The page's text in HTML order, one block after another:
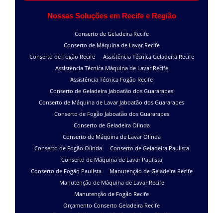
Nossas Soluções em Recife e Região
Conserto de Geladeira Recife
Conserto de Máquina de Lavar Recife
Conserto de Fogão Recife
Assistência Técnica Geladeira Recife
Assistência Técnica Máquina de Lavar Recife
Assistência Técnica Fogão Recife
Conserto de Geladeira Jaboatão dos Guararapes
Conserto de Máquina de Lavar Jaboatão dos Guararapes
Conserto de Fogão Jaboatão dos Guararapes
Conserto de Geladeira Olinda
Conserto de Máquina de Lavar Olinda
Conserto de Fogão Olinda
Conserto de Geladeira Paulista
Conserto de Máquina de Lavar Paulista
Conserto de Fogão Paulista
Manutenção de Geladeira Recife
Manutenção de Máquina de Lavar Recife
Manutenção de Fogão Recife
Orçamento Conserto Geladeira Recife